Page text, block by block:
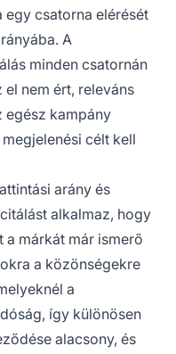
csatorna elérését
A
minden csatornán
nem ért, releváns
egész kampány
célt kell
arány és
alkalmaz, hogy
márkát már ismerő
a közönségekre
a
így különösen
alacsony, és